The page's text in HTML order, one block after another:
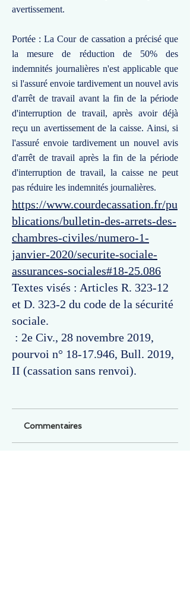
avertissement.
Portée : La Cour de cassation a précisé que
la mesure de réduction de 50% des
indemnités journalières n'est applicable que
si l'assuré envoie tardivement un nouvel avis
d'arrêt de travail avant la fin de la période
d'interruption de travail, après avoir déjà
reçu un avertissement de la caisse. Ainsi, si
l'assuré envoie tardivement un nouvel avis
d'arrêt de travail après la fin de la période
d'interruption de travail, la caisse ne peut
pas réduire les indemnités journalières.
https://www.courdecassation.fr/pu
blications/bulletin-des-arrets-des-
chambres-civiles/numero-1-
janvier-2020/securite-sociale-
assurances-sociales#18-25.086
Textes visés : Articles R. 323-12
et D. 323-2 du code de la sécurité
sociale.
: 2e Civ., 28 novembre 2019,
pourvoi n° 18-17.946, Bull. 2019,
II (cassation sans renvoi).
Commentaires